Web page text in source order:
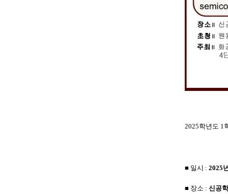
2025학년도 1
■ 일시 : 2025
■ 장소 : 신공